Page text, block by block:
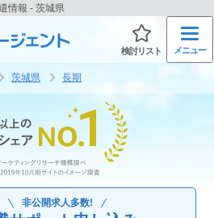
情報 - 茨城県
検討リスト メニュー
茨城県 長期
非公開求人多数!